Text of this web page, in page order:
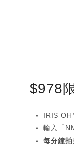
$978
IRIS
輸入「
每分鐘